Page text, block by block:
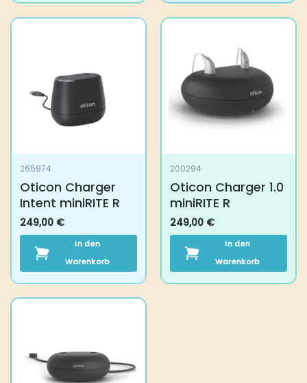
Oticon Charger
Intent miniRITE R
249,00€
In den Warenkorb
Oticon Charger 1.0
miniRITE R
249,00€
In den Warenkorb